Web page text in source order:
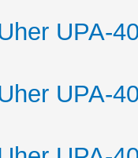
UPA-
UPA-